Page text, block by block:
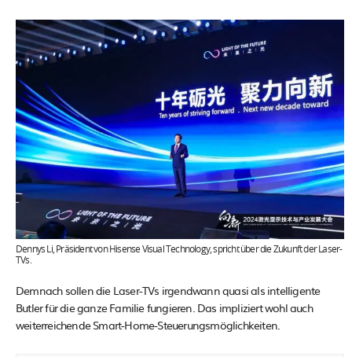
Dennys Li, Präsident von Hisense Visual Technology, spricht über die Zukunft der Laser-
TVs.
Demnach sollen die Laser-TVs irgendwann quasi als intelligente
Butler für die ganze Familie fungieren. Das impliziert wohl auch
weiterreichende Smart-Home-Steuerungsmöglichkeiten.